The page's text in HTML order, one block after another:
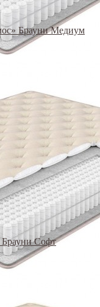
Брауни Медиум
Софт